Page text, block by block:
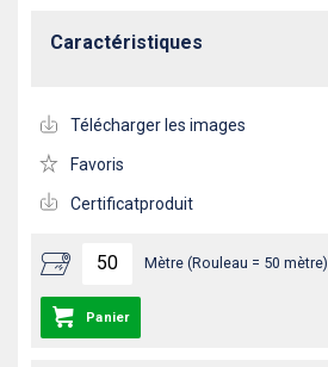
Mètre (Rouleau = 50 mètre)
Panier
Caractéristiques
Télécharger les images
Favoris
Certificatproduit